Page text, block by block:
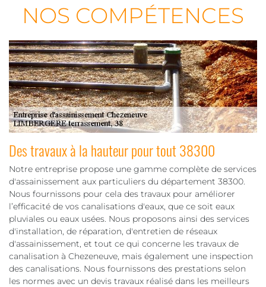
NOS COMPÉTENCES
Des travaux à la hauteur pour tout 38300
Notre entreprise propose une gamme complète de services
d'assainissement aux particuliers du département 38300.
Nous fournissons pour cela des travaux pour améliorer
l’efficacité de vos canalisations d'eaux, que ce soit eaux
pluviales ou eaux usées. Nous proposons ainsi des services
d'installation, de réparation, d'entretien de réseaux
d'assainissement, et tout ce qui concerne les travaux de
canalisation à Chezeneuve, mais également une inspection
des canalisations. Nous fournissons des prestations selon
les normes avec un devis travaux réalisé dans les meilleurs